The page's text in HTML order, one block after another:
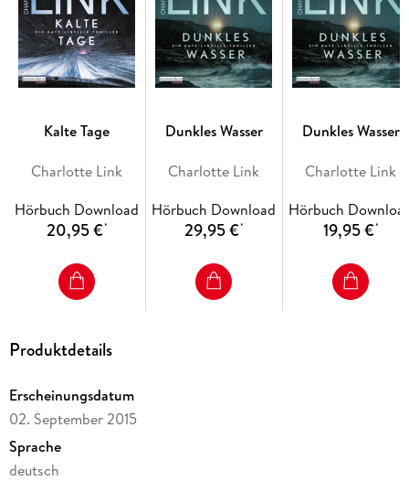
Kalte Tage
Charlotte Link
Hörbuch Download
20,95 €*
Dunkles Wasser
Charlotte Link
Hörbuch Download
29,95 €*
Dunkles Wasser
Charlotte Link
Hörbuch
19,95 €*
Produktdetails
Erscheinungsdatum
02. September 2015
Sprache
deutsch